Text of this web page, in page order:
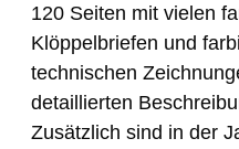
120 Seiten mit vielen
Klöppelbriefen und
technischen
detaillierten
Zusätzlich sind in der